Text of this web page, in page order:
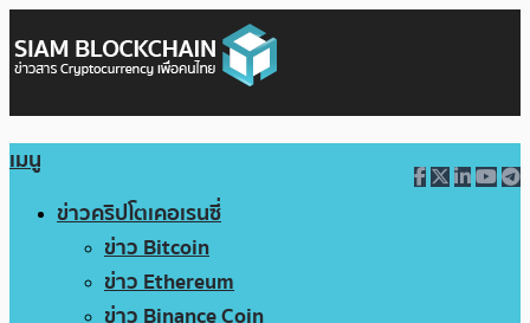
เมนู
ข่าวคริปโตเคอเรนซี่
ข่าว Bitcoin
ข่าว Ethereum